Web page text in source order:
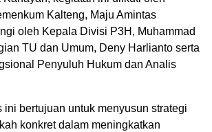
Kalteng, Maju Amintas
oleh Kepala Divisi P3H, Muhammad
TU dan Umum, Deny Harlianto serta
Penyuluh Hukum dan Analis
ini bertujuan untuk menyusun strategi
konkret dalam meningkatkan